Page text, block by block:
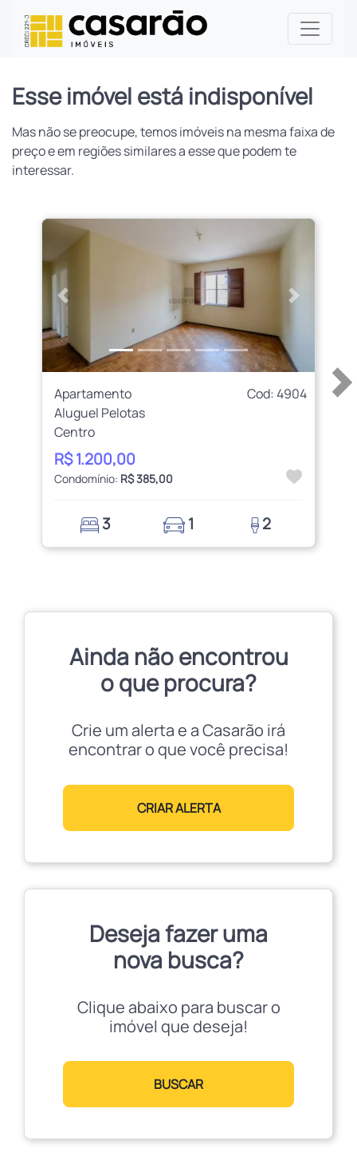
Esse imóvel está indisponível
Mas não se preocupe, temos imóveis na mesma faixa de
preço e em regiões similares a esse que podem te
interessar.
Anterior Próximo
Apartamento
Cod: 4904
Aluguel Pelotas
Centro
R$ 1.200,00
Condomínio: R$ 385,00
3 1 2
Ainda não encontrou
o que procura?
Crie um alerta e a Casarão irá
encontrar o que você precisa!
CRIAR ALERTA
Deseja fazer uma
nova busca?
Clique abaixo para buscar o
imóvel que deseja!
BUSCAR